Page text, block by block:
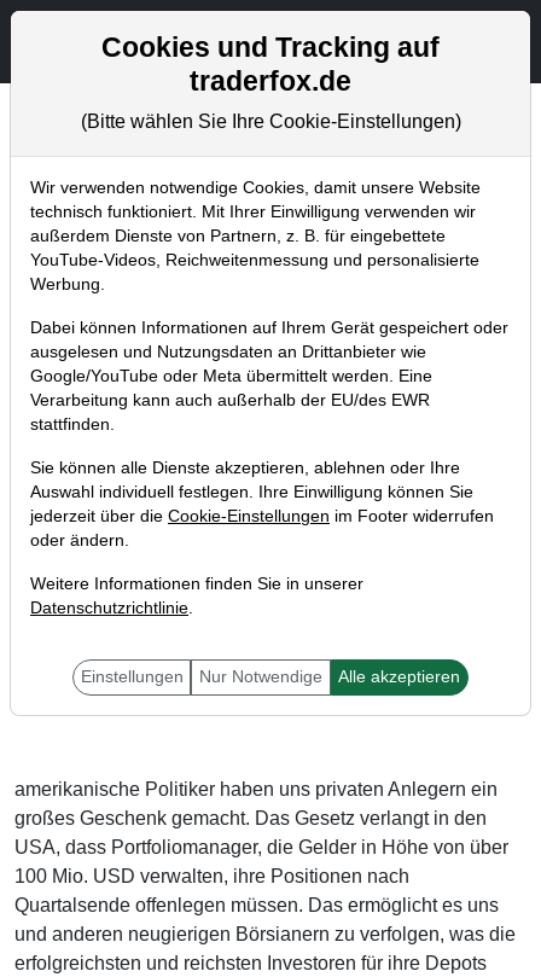
Aktien- und Artikelsuche
Aktuelles
Home Blog Aktuelles
TraderFox veröffentlicht Depots von
Warren Buffett und 21 weiteren
Milliardären
15.04.2017 um 22:14 Uhr | TraderFox GmbH
Liebe Leser,
amerikanische Politiker haben uns privaten Anlegern ein
großes Geschenk gemacht. Das Gesetz verlangt in den
USA, dass Portfoliomanager, die Gelder in Höhe von über
100 Mio. USD verwalten, ihre Positionen nach
Quartalsende offenlegen müssen. Das ermöglicht es uns
und anderen neugierigen Börsianern zu verfolgen, was die
erfolgreichsten und reichsten Investoren für ihre Depots
Cookies und Tracking auf
traderfox.de
(Bitte wählen Sie Ihre Cookie-Einstellungen)
Wir verwenden notwendige Cookies, damit unsere Website
technisch funktioniert. Mit Ihrer Einwilligung verwenden wir
außerdem Dienste von Partnern, z. B. für eingebettete
YouTube-Videos, Reichweitenmessung und personalisierte
Werbung.
Dabei können Informationen auf Ihrem Gerät gespeichert oder
ausgelesen und Nutzungsdaten an Drittanbieter wie
Google/YouTube oder Meta übermittelt werden. Eine
Verarbeitung kann auch außerhalb der EU/des EWR
stattfinden.
Sie können alle Dienste akzeptieren, ablehnen oder Ihre
Auswahl individuell festlegen. Ihre Einwilligung können Sie
jederzeit über die Cookie-Einstellungen im Footer widerrufen
oder ändern.
Weitere Informationen finden Sie in unserer
Datenschutzrichtlinie.
Einstellungen Nur Notwendige Alle akzeptieren